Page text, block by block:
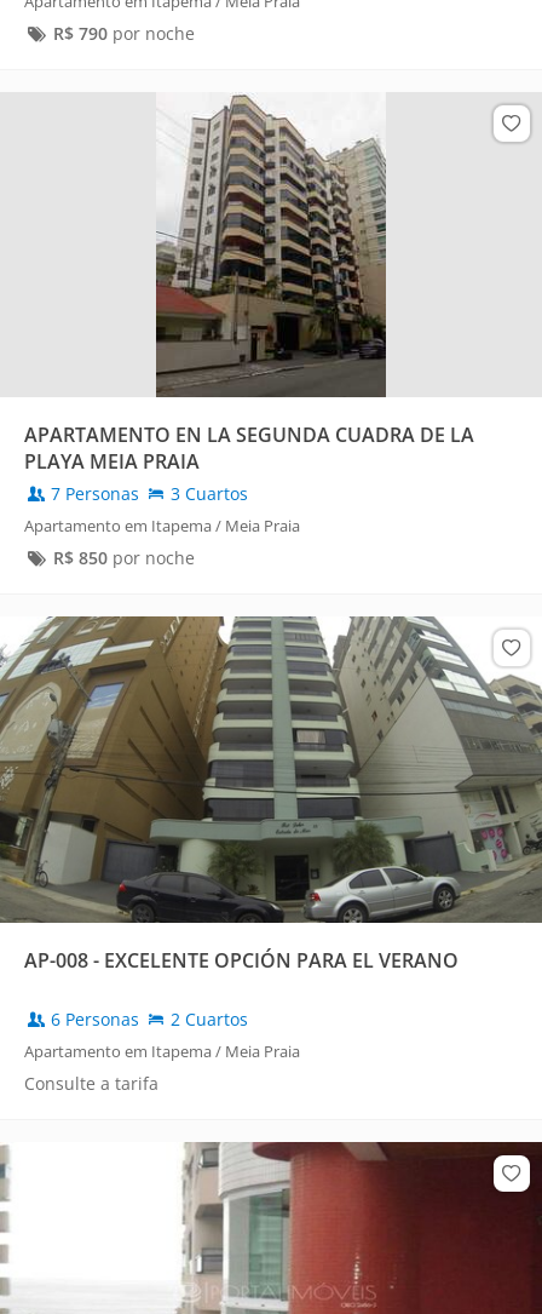
R$ 790por noche
APARTAMENTO EN LA SEGUNDA CUADRA DE LA
PLAYA MEIA PRAIA
7 Personas 3 Cuartos
Apartamento em Itapema / Meia Praia
R$ 850por noche
AP-008 - EXCELENTE OPCIÓN PARA EL VERANO
6 Personas 2 Cuartos
Apartamento em Itapema / Meia Praia
Consulte a tarifa